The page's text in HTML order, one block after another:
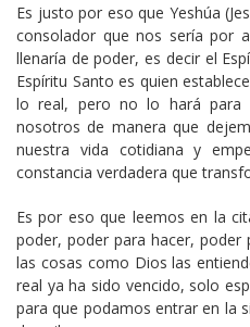
Es justo por eso que Yeshúa
consolador que nos sería por
llenaría de poder, es decir el
Espíritu Santo es quien
lo real, pero no lo hará para
nosotros de manera que
nuestra vida cotidiana y
constancia verdadera que
Es por eso que leemos en la
poder, poder para hacer, poder
las cosas como Dios las
real ya ha sido vencido, solo
para que podamos entrar en la